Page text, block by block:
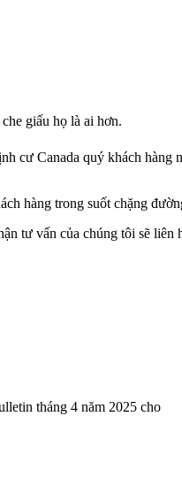
giấu họ là ai hơn.
cư Canada quý khách hàng
hàng trong suốt chặng
tư vấn của chúng tôi sẽ
tháng 4 năm 2025 cho